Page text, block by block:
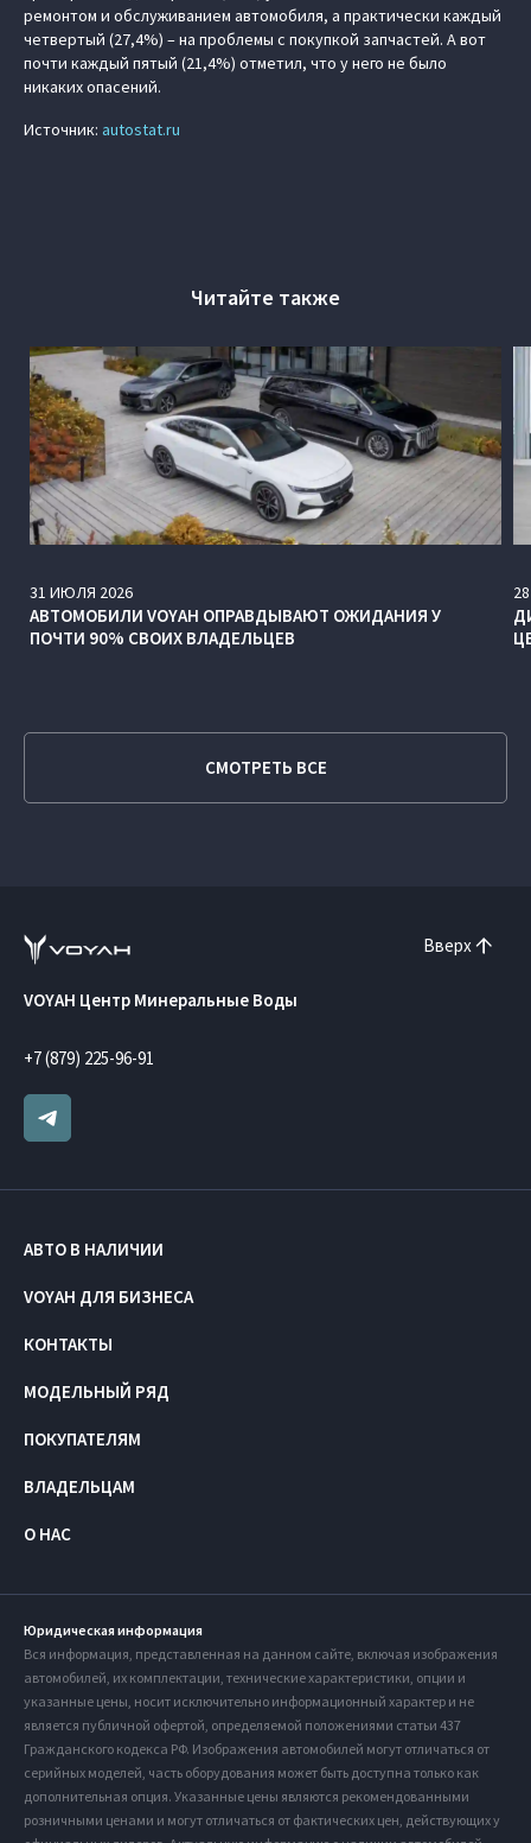
ремонтом и обслуживанием автомобиля, а практически каждый
четвертый (27,4%) – на проблемы с покупкой запчастей. А вот
почти каждый пятый (21,4%) отметил, что у него не было
никаких опасений.
Источник: autostat.ru
Читайте также
31 ИЮЛЯ 2026
АВТОМОБИЛИ VOYAH ОПРАВДЫВАЮТ ОЖИДАНИЯ У
ПОЧТИ 90% СВОИХ ВЛАДЕЛЬЦЕВ
28
СМОТРЕТЬ ВСЕ
Вверх
VOYAH Центр Минеральные Воды
+7 (879) 225-96-91
АВТО В НАЛИЧИИ
VOYAH ДЛЯ БИЗНЕСА
КОНТАКТЫ
МОДЕЛЬНЫЙ РЯД
ПОКУПАТЕЛЯМ
ВЛАДЕЛЬЦАМ
О НАС
Юридическая информация
Вся информация, представленная на данном сайте, включая изображения
автомобилей, их комплектации, технические характеристики, опции и
указанные цены, носит исключительно информационный характер и не
является публичной офертой, определяемой положениями статьи 437
Гражданского кодекса РФ. Изображения автомобилей могут отличаться от
серийных моделей, часть оборудования может быть доступна только как
дополнительная опция. Указанные цены являются рекомендованными
розничными ценами и могут отличаться от фактических цен, действующих у